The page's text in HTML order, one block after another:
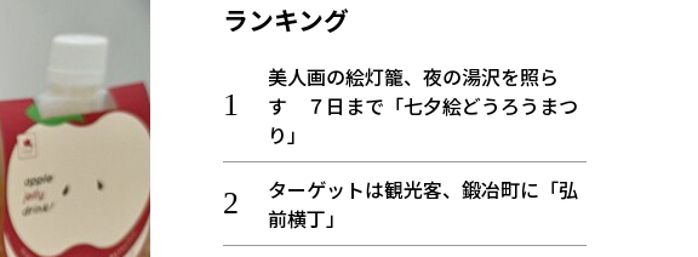
ランキング
美人画の絵灯籠、夜の湯沢を照ら
す ７日まで「七夕絵どうろうまつ
り」
ターゲットは観光客、鍛冶町に「弘
前横丁」